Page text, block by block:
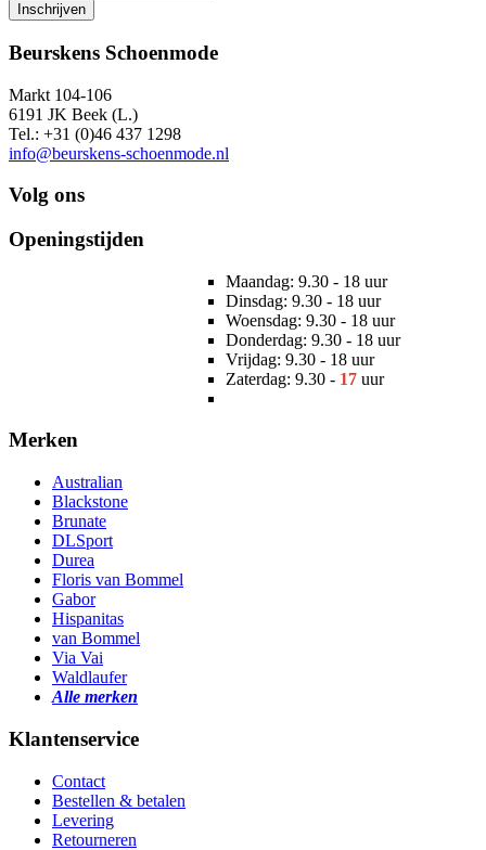
Inschrijven
Beurskens Schoenmode
Markt 104-106
6191 JK Beek (L.)
Tel.: +31 (0)46 437 1298
info@beurskens-schoenmode.nl
Volg ons
Openingstijden
Maandag: 9.30 - 18 uur
Dinsdag: 9.30 - 18 uur
Woensdag: 9.30 - 18 uur
Donderdag: 9.30 - 18 uur
Vrijdag: 9.30 - 18 uur
Zaterdag: 9.30 - 17 uur
Merken
Australian
Blackstone
Brunate
DLSport
Durea
Floris van Bommel
Gabor
Hispanitas
van Bommel
Via Vai
Waldlaufer
Alle merken
Klantenservice
Contact
Bestellen & betalen
Levering
Retourneren